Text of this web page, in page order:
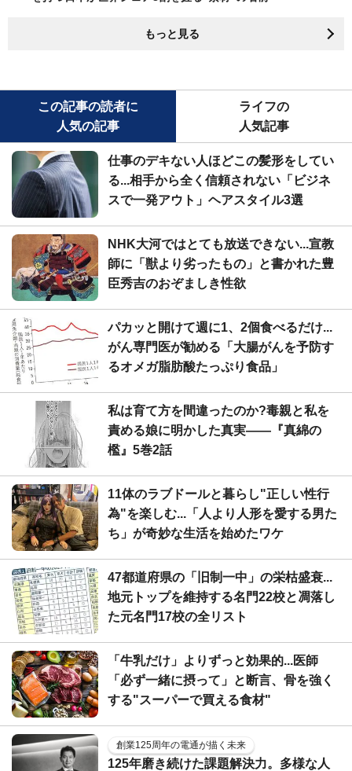
もっと見る
この記事の読者に
人気の記事
ライフの
人気記事
仕事のデキない人ほどこの髪形をしてい
る...相手から全く信頼されない「ビジネ
スで一発アウト」ヘアスタイル3選
NHK大河ではとても放送できない...宣教
師に「獣より劣ったもの」と書かれた豊
臣秀吉のおぞましき性欲
パカッと開けて週に1、2個食べるだけ...
がん専門医が勧める「大腸がんを予防す
るオメガ脂肪酸たっぷり食品」
私は育て方を間違ったのか?毒親と私を
責める娘に明かした真実――『真綿の
檻』5巻2話
11体のラブドールと暮らし"正しい性行
為"を楽しむ...「人より人形を愛する男た
ち」が奇妙な生活を始めたワケ
47都道府県の「旧制一中」の栄枯盛衰...
地元トップを維持する名門22校と凋落し
た元名門17校の全リスト
「牛乳だけ」よりずっと効果的...医師
「必ず一緒に摂って」と断言、骨を強く
する"スーパーで買える食材"
創業125周年の電通が描く未来
125年磨き続けた課題解決力。多様な人